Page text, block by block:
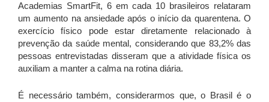
Academias SmartFit, 6 em cada 10 brasileiros relataram
um aumento na ansiedade após o início da quarentena. O
exercício físico pode estar diretamente relacionado à
prevenção da saúde mental, considerando que 83,2% das
pessoas entrevistadas disseram que a atividade física os
auxiliam a manter a calma na rotina diária.
É necessário também, considerarmos que, o Brasil é o